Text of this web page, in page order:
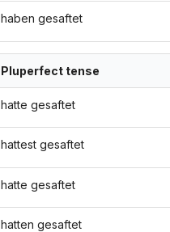
haben gesaftet
Pluperfect tense
hatte gesaftet
hattest gesaftet
hatte gesaftet
hatten gesaftet